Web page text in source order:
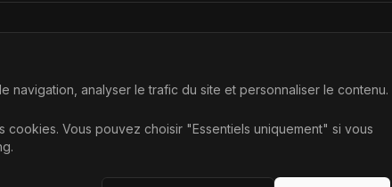
Accueil
Catégories
analyser le trafic du site et personnaliser le contenu.
Vous pouvez choisir "Essentiels uniquement" si vous